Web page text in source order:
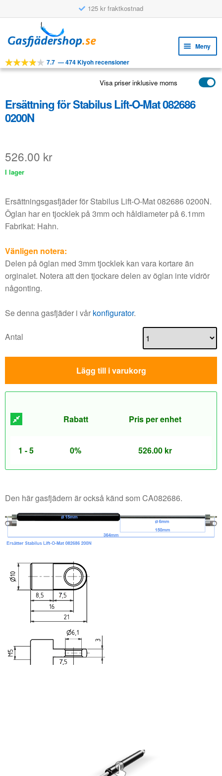
125 kr fraktkostnad
till
navigering
till
innehåll
Meny
VERKTYG
APPLIKATIONER
KUNDSERVICE
7.7 —474 Kiyoh recensioner
Visa priser inklusive moms
Ersättning för Stabilus Lift-O-Mat 082686
0200N
526.00 kr
I lager
Ersättningsgasfjäder för Stabilus Lift-O-Mat 082686 0200N.
Öglan har en tjocklek på 3mm och håldiameter på 6.1mm
Fabrikat: Hahn.
Vänligen notera:
Delen på öglan med 3mm tjocklek kan vara kortare än
orginalet. Notera att den tjockare delen av öglan inte vidrör
någonting.
Se denna gasfjäder i vår konfigurator.
Antal
Lägg till i varukorg
Rabatt Pris per enhet
1 - 5 0% 526.00 kr
Den här gasfjädern är också känd som CA082686.